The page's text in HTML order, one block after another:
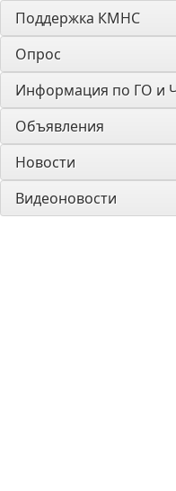
Поддержка КМНС
Опрос
Информация по ГО и
Объявления
Новости
Видеоновости